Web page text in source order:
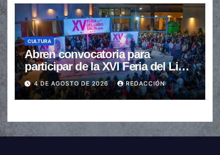
CULTURA
Abren convocatoria para
participar de la XVI Feria del Libro
de Salta
4 DE AGOSTO DE 2026 REDACCIÓN